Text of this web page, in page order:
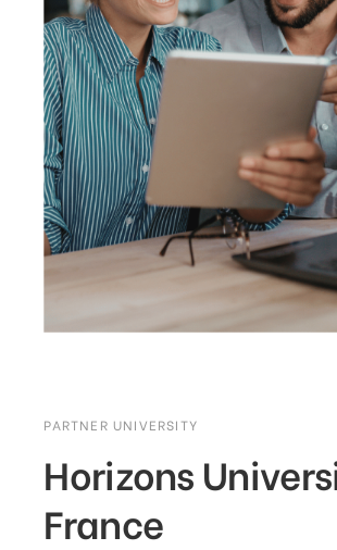
PARTNER UNIVERSITY
Horizons
France